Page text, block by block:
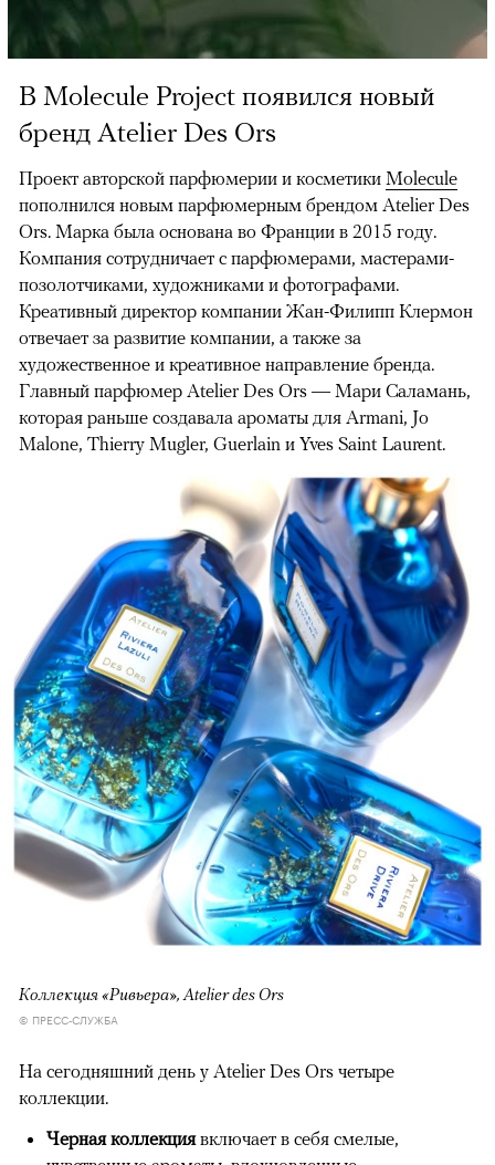
В Molecule Project появился новый
бренд Atelier Des Ors
Проект авторской парфюмерии и косметики Molecule
пополнился новым парфюмерным брендом Atelier Des
Ors. Марка была основана во Франции в 2015 году.
Компания сотрудничает с парфюмерами, мастерами-
позолотчиками, художниками и фотографами.
Креативный директор компании Жан-Филипп Клермон
отвечает за развитие компании, а также за
художественное и креативное направление бренда.
Главный парфюмер Atelier Des Ors — Мари Саламань,
которая раньше создавала ароматы для Armani, Jo
Malone, Thierry Mugler, Guerlain и Yves Saint Laurent.
Коллекция «Ривьера», Atelier des Ors
© ПРЕСС-СЛУЖБА
На сегодняшний день у Atelier Des Ors четыре
коллекции.
Черная коллекциявключает в себя смелые,